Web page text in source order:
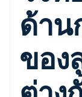
ยกระดับการ
ยอมรับการ
ชำระเงิน
Link
รวดเร็วขึ้น
ด้าน
ของ